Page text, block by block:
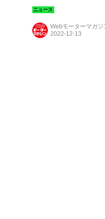
16日（金）から2023年
Webモーターマガジ